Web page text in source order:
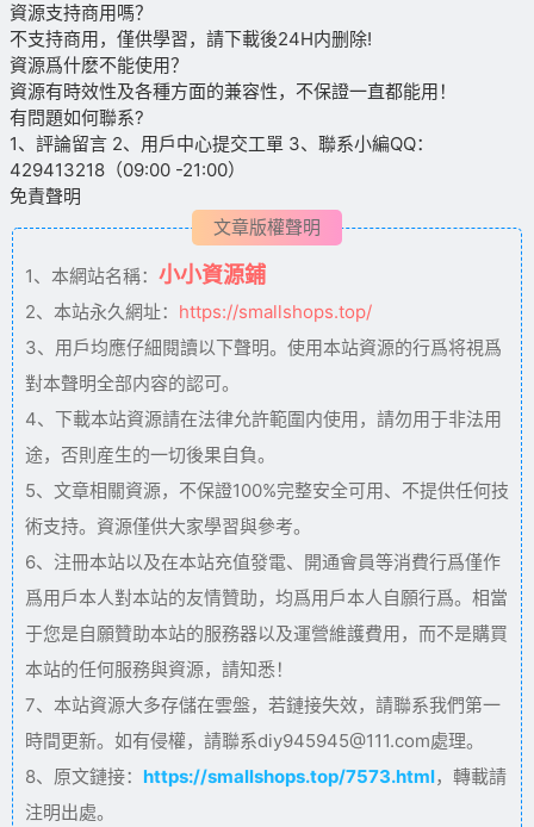
資源支持商用嗎？
不支持商用，僅供學習，請下載後24H内删除!
資源爲什麽不能使用？
資源有時效性及各種方面的兼容性，不保證一直都能用！
有問題如何聯系?
1、評論留言 2、用戶中心提交工單 3、聯系小編QQ：
429413218（09:00 -21:00）
免責聲明
文章版權聲明
1、本網站名稱： 小小資源鋪
2、本站永久網址： https://smallshops.top/
3、用戶均應仔細閱讀以下聲明。使用本站資源的行爲将視爲
對本聲明全部内容的認可。
4、下載本站資源請在法律允許範圍内使用，請勿用于非法用
途，否則産生的一切後果自負。
5、文章相關資源，不保證100%完整安全可用、不提供任何技
術支持。資源僅供大家學習與參考。
6、注冊本站以及在本站充值發電、開通會員等消費行爲僅作
爲用戶本人對本站的友情贊助，均爲用戶本人自願行爲。相當
于您是自願贊助本站的服務器以及運營維護費用，而不是購買
本站的任何服務與資源，請知悉！
7、本站資源大多存儲在雲盤，若鏈接失效，請聯系我們第一
時間更新。如有侵權，請聯系diy945945@111.com處理。
8、原文鏈接： https://smallshops.top/7573.html，轉載請
注明出處。